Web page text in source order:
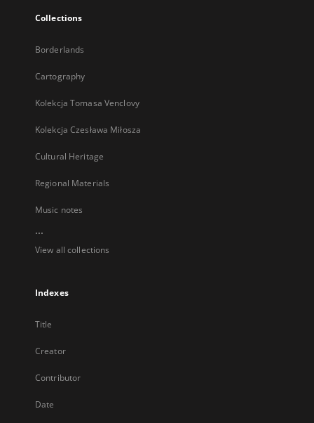
Collections
Borderlands
Cartography
Kolekcja Tomasa Venclovy
Kolekcja Czesława Miłosza
Cultural Heritage
Regional Materials
Music notes
...
View all collections
Indexes
Title
Creator
Contributor
Date